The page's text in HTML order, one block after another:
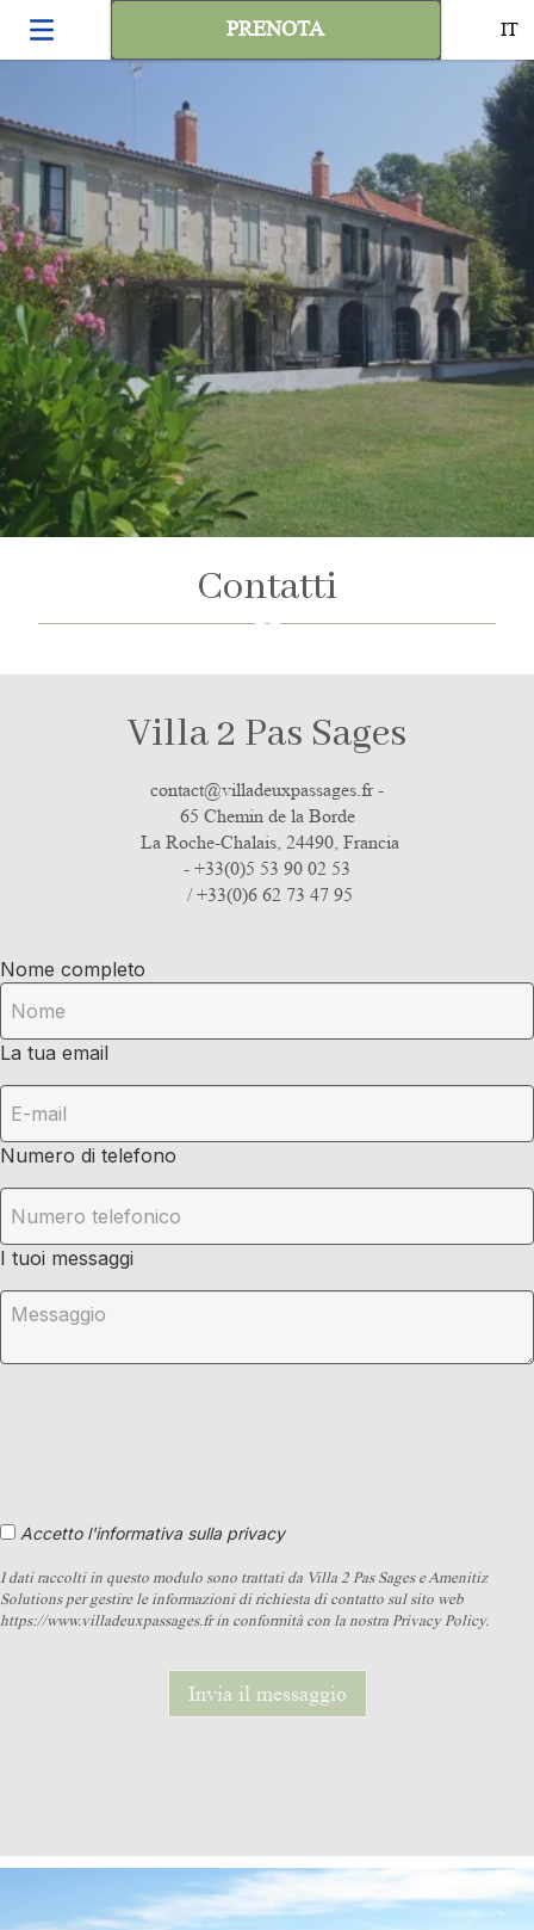
PRENOTA IT
Contatti
Villa 2 Pas Sages
contact@villadeuxpassages.fr-
65 Chemin de la Borde
La Roche-Chalais, 24490, Francia
- +33(0)5 53 90 02 53
/ +33(0)6 62 73 47 95
Nome completo
La tua email
Numero di telefono
I tuoi messaggi
Accetto l'informativa sulla privacy
I dati raccolti in questo modulo sono trattati da Villa 2 Pas Sages e Amenitiz
Solutions per gestire le informazioni di richiesta di contatto sul sito web
https://www.villadeuxpassages.fr in conformità con la nostra Privacy Policy.